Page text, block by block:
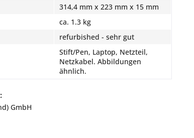
314,4 mm x 223 mm x 15 mm
ca. 1.3 kg
refurbished - sehr gut
Stift/Pen, Laptop, Netzteil,
Netzkabel. Abbildungen
ähnlich.
GmbH